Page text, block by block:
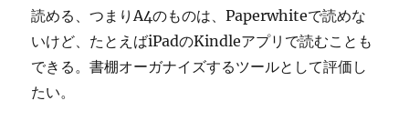
読める、つまりA4のものは、Paperwhiteで読めな
いけど、たとえばiPadのKindleアプリで読むことも
できる。書棚オーガナイズするツールとして評価し
たい。